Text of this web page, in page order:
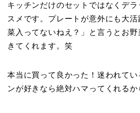
キッチンだけのセットではなくデラ
スメです。プレートが意外にも大
菜入ってないねえ？」と言うとお野
きてくれます。笑
本当に買って良かった！迷われて
ンが好きなら絶対ハマってくれるか